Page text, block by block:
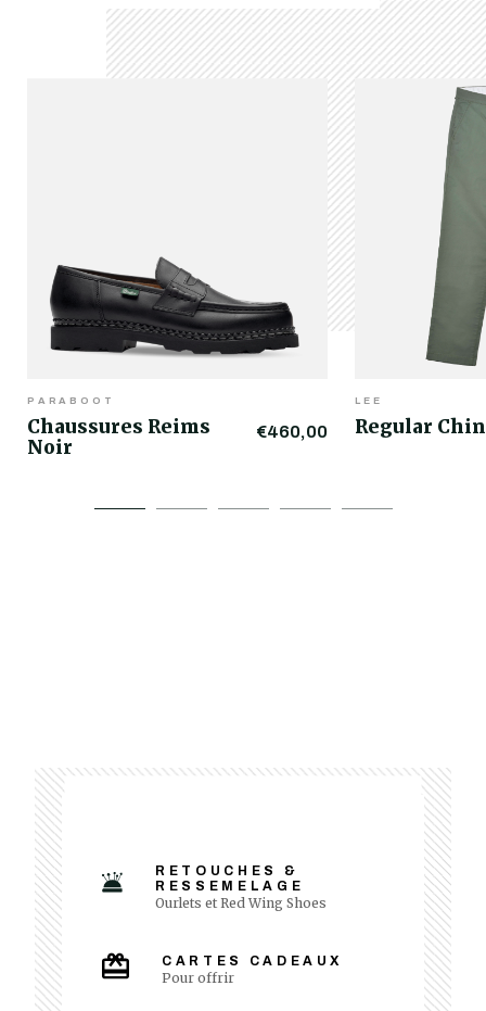
PARABOOT
Chaussures Reims
Noir
€460,00
LEE
Regular
RETOUCHES &
RESSEMELAGE
Ourlets et Red Wing Shoes
CARTES CADEAUX
Pour offrir